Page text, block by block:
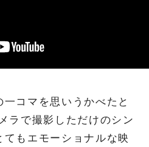
コマを思いうかべたと
ラで撮影しただけのシン
もエモーショナルな映